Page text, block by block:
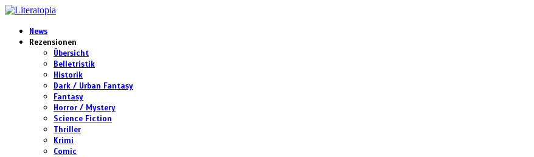
News
Rezensionen
Übersicht
Belletristik
Historik
Dark / Urban Fantasy
Fantasy
Horror / Mystery
Science Fiction
Thriller
Krimi
Comic